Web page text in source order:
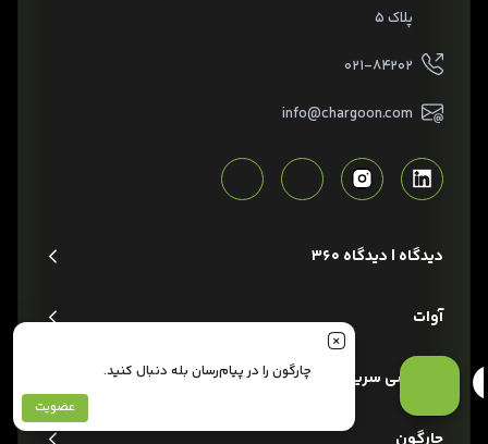
پلاک ۵
۰۲۱-۸۴۲۰۲
info@chargoon.com
دیدگاه | دیدگاه 360
آوات
دسترسی سریع
چارگون را در پیام‌رسان بله دنبال کنید.
عضویت